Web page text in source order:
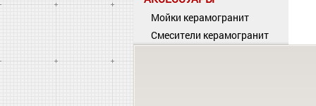
Мойки керамогранит
Смесители керамогранит